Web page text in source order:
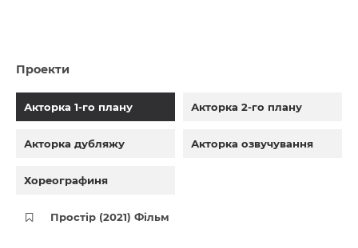
Проекти
Акторка 1-го плану Акторка 2-го плану
Акторка дубляжу Акторка озвучування
Хореографиня
Простір (2021) Фільм